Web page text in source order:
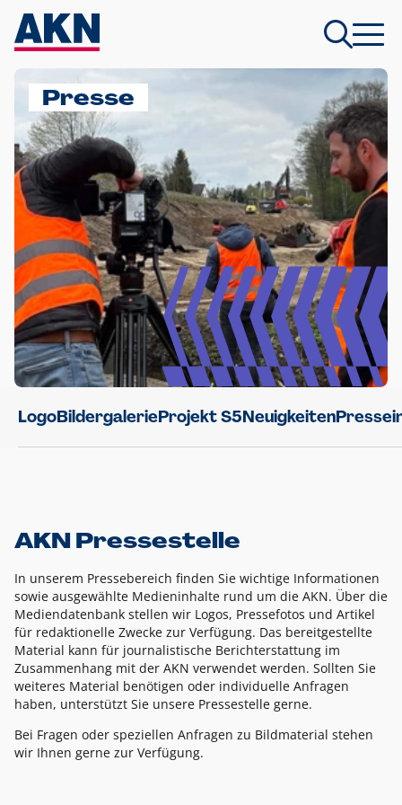
Presse
LogoBildergalerieProjekt S5Neuigkeiten
AKN Pressestelle
In unserem Pressebereich finden Sie wichtige Informationen
sowie ausgewählte Medieninhalte rund um die AKN. Über die
Mediendatenbank stellen wir Logos, Pressefotos und Artikel
für redaktionelle Zwecke zur Verfügung. Das bereitgestellte
Material kann für journalistische Berichterstattung im
Zusammenhang mit der AKN verwendet werden. Sollten Sie
weiteres Material benötigen oder individuelle Anfragen
haben, unterstützt Sie unsere Pressestelle gerne.
Bei Fragen oder speziellen Anfragen zu Bildmaterial stehen
wir Ihnen gerne zur Verfügung.